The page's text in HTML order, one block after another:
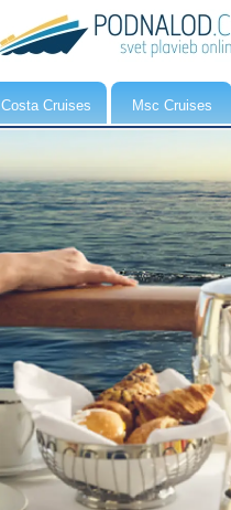
Costa Cruises Msc Cruises